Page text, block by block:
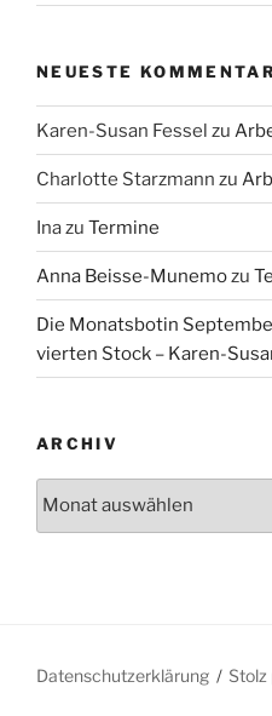
NEUESTE
Karen-Susan Fessel zu
Charlotte Starzmann zu
Inazu Termine
Anna Beisse-Munemozu
Die Monatsbotin
vierten Stock – Karen-
ARCHIV
Datenschutzerklärung